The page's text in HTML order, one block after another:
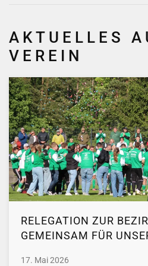
AKTUELLES
VEREIN
RELEGATION ZUR
GEMEINSAM FÜR
17. Mai 2026